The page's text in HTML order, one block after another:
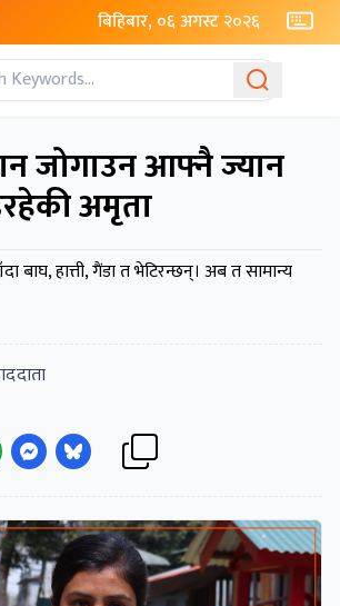
बिहिबार, ०६ अगस्ट २०२६
जोगाउन आफ्नै ज्यान
अमृता
बाघ, हात्ती, गैंडा त भेटिरन्छन्। अब त सामान्य